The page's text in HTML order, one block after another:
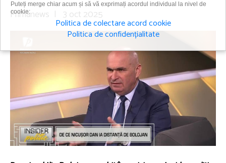
Primanews | 3 oct 2025
Puteți merge chiar acum și să vă exprimați acordul individual la nivel de
cookie:
Politica de colectare acord cookie
Politica de confidențialitate